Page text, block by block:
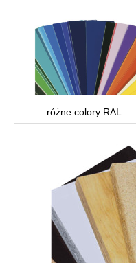
różne colory RAL